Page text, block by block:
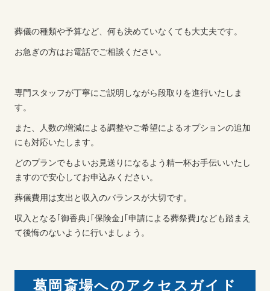
葬儀の種類や予算など、何も決めていなくても大丈夫です。
お急ぎの方はお電話でご相談ください。
専門スタッフが丁寧にご説明しながら段取りを進行いたしま
す。
また、人数の増減による調整やご希望によるオプションの追加
にも対応いたします。
どのプランでもよいお見送りになるよう精一杯お手伝いいたし
ますので安心してお申込みください。
葬儀費用は支出と収入のバランスが大切です。
収入となる｢御香典｣｢保険金｣｢申請による葬祭費｣なども踏まえ
て後悔のないように行いましょう。
葛岡斎場へのアクセスガイド